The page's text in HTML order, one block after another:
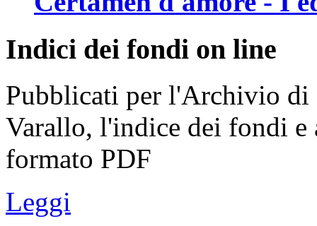
Indici dei fondi on line
Pubblicati per l'Archivio di
Varallo, l'indice dei fondi
formato PDF
Leggi